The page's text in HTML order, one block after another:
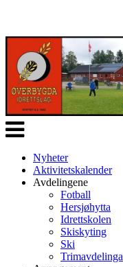
Veksle
navigasjon
Nyheter
Aktivitetskalender
Avdelingene
Fotball
Hersjøhytta
Idrettskolen
Skiskyting
Ski
Trimavdelinga